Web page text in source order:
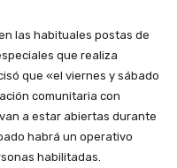
las habituales postas de
que realiza
que «el viernes y sábado
comunitaria con
a estar abiertas durante
habrá un operativo
habilitadas.